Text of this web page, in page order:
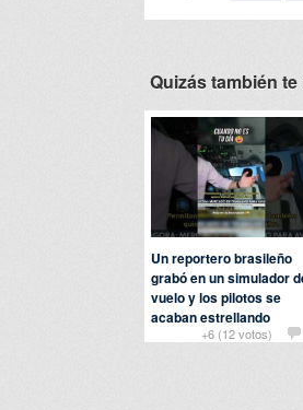
Quizás también
+6 (12 votos)
Un reportero brasileño
grabó en un simulador
vuelo y los pilotos se
acaban estrellando
PorchuckbassenFails